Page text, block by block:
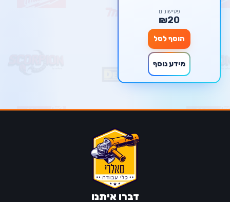
פטישונים
₪20
הוסף לסל
מידע נוסף
דברו איתנו